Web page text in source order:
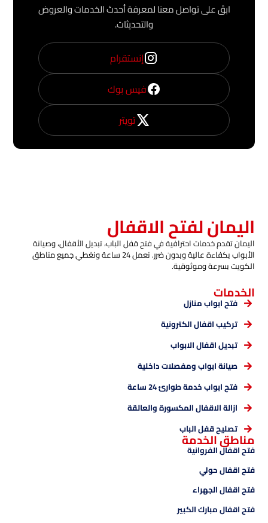
ابقَ على تواصل معنا لمعرفة أحدث الخدمات والعروض
والتحديثات.
إنستقرام
فيس بوك
تويتر
اليمان لفتح الاقفال
اليمان تقدم خدمات احترافية في فتح قفل الباب، تبديل الأقفال، وصيانة
الأبواب بكفاءة عالية وبدون ضرر. نعمل 24 ساعة ونغطي جميع مناطق
الكويت بسرعة وموثوقية.
الخدمات
فتح ابواب منازل
تركيب اقفال الكترونية
تبديل اقفال الابواب
صيانة ابواب ومفصلات داخلية
فتح ابواب خدمة طوارئ 24 ساعة
ازالة الاقفال المكسورة والعالقة
تصليح قفل الباب
مناطق الخدمة
فتح اقفال الفروانية
فتح اقفال حولي
فتح اقفال الجهراء
فتح اقفال مبارك الكبير